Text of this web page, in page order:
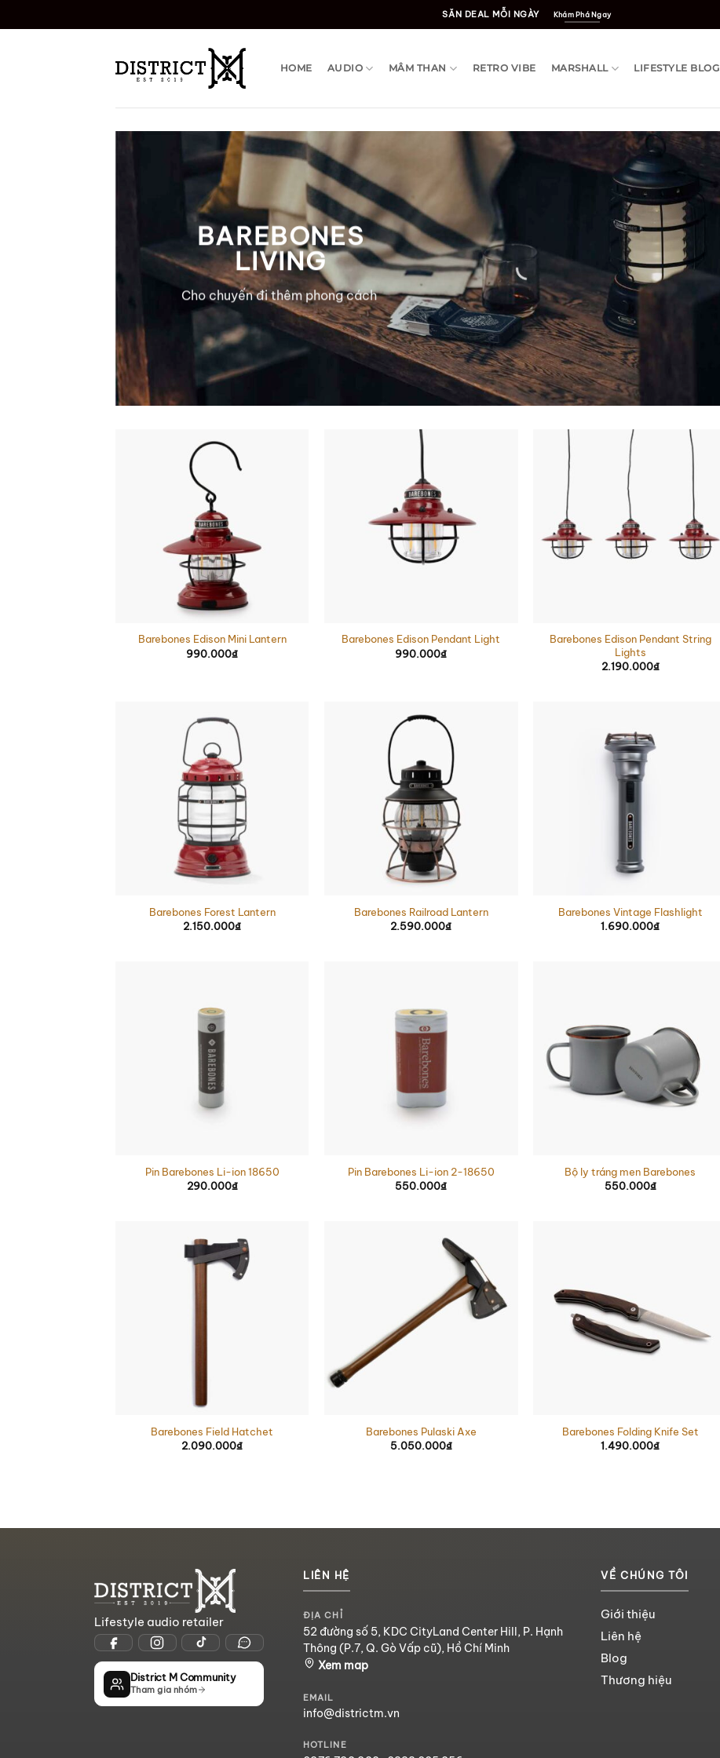
qua
SĂN DEAL MỖI NGÀY Khám Phá Ngay
HOME AUDIO MÂM THAN RETRO VIBE MARSHALL LIFESTYLE BLOG
BAREBONES
LIVING
Cho chuyến đi thêm phong cách
Barebones Edison Mini Lantern
990.000₫
Barebones Edison Pendant Light
990.000₫
Barebones Edison Pendant String
Lights
2.190.000₫
Barebones Forest Lantern
2.150.000₫
Barebones Railroad Lantern
2.590.000₫
Barebones Vintage Flashlight
1.690.000₫
Pin Barebones Li-ion 18650
290.000₫
Pin Barebones Li-ion 2-18650
550.000₫
Bộ ly tráng men Barebones
550.000₫
Barebones Field Hatchet
2.090.000₫
Barebones Pulaski Axe
5.050.000₫
Barebones Folding Knife Set
1.490.000₫
Lifestyle audio retailer
District M Community
Tham gia nhóm
LIÊN HỆ
ĐỊA CHỈ
52 đường số 5, KDC CityLand Center Hill, P. Hạnh
Thông (P.7, Q. Gò Vấp cũ), Hồ Chí Minh
Xem map
EMAIL
info@districtm.vn
HOTLINE
VỀ CHÚNG TÔI
Giới thiệu
Liên hệ
Blog
Thương hiệu